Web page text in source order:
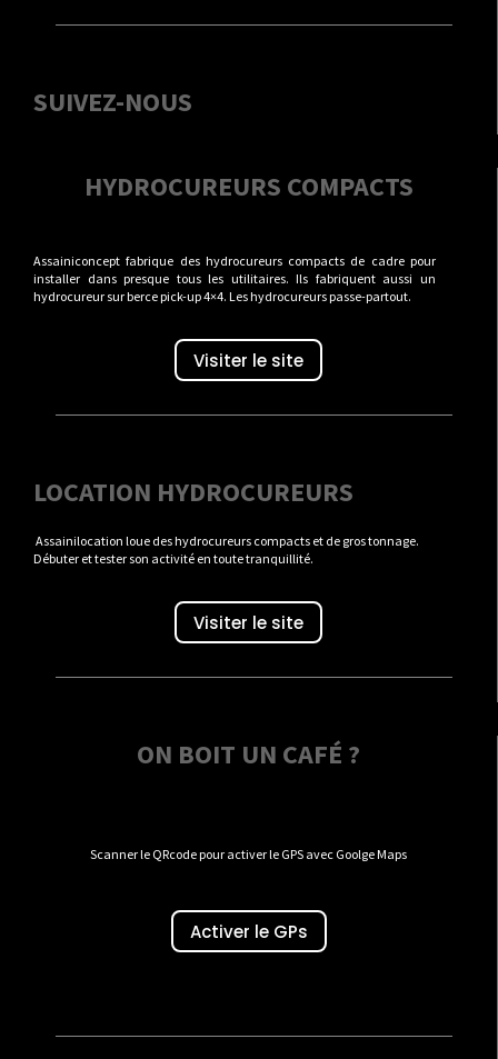
SUIVEZ-NOUS
HYDROCUREURS COMPACTS
Assainiconcept fabrique des hydrocureurs compacts de cadre pour
installer dans presque tous les utilitaires. Ils fabriquent aussi un
hydrocureur sur berce pick-up 4×4. Les hydrocureurs passe-partout.
Visiter le site
LOCATION HYDROCUREURS
Assainilocation loue des hydrocureurs compacts et de gros tonnage.
Débuter et tester son activité en toute tranquillité.
Visiter le site
ON BOIT UN CAFÉ ?
Scanner le QRcode pour activer le GPS avec Goolge Maps
Activer le GPs